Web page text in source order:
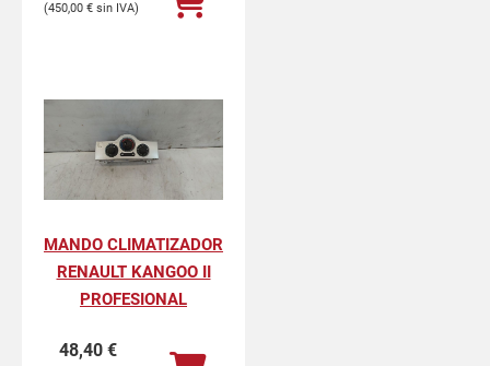
450,00 €
MANDO CLIMATIZADOR
RENAULT KANGOO II
PROFESIONAL
48,40 €